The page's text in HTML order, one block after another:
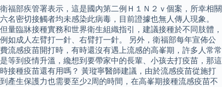
衛福部疾管署表示，這是國內第二例Ｈ１Ｎ２ｖ個案，所幸相關
六名密切接觸者均未感染此病毒，目前證據也無人傳人現象。
但量臨牀接種實務和世界衛生組織指引，建議接種於不同肢體，
例如成人左臂打一針、右臂打一針。 另外，衛福部每年宣佈公
費流感疫苗開打時，有時還沒有遇上流感的高峯期，許多人常常
是等到疫情升溫，纔想到要帶家中的長輩、小孩去打疫苗，那這
時接種疫苗還有用嗎？ 黃瑽寧醫師建議，由於流感疫苗從施打
到產生保護力也需要至少2周的時間，在高峯期接種流感疫苗不